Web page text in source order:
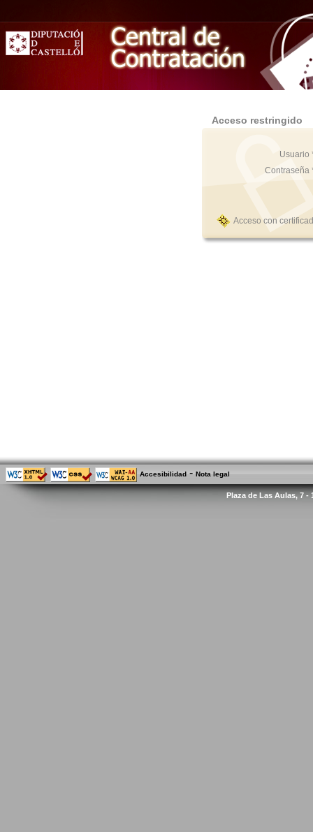
Acceso restringido
Usuario
Contraseña
Acceso con
Accesibilidad - Nota legal
Plaza de Las Aulas, 7 -